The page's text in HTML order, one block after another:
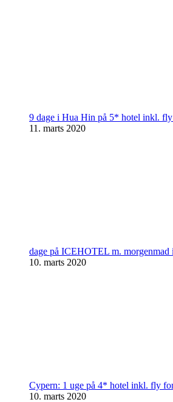
9 dage i Hua Hin på 5* hotel inkl.
11. marts 2020
dage på ICEHOTEL m.
10. marts 2020
Cypern: 1 uge på 4* hotel inkl. fly
10. marts 2020